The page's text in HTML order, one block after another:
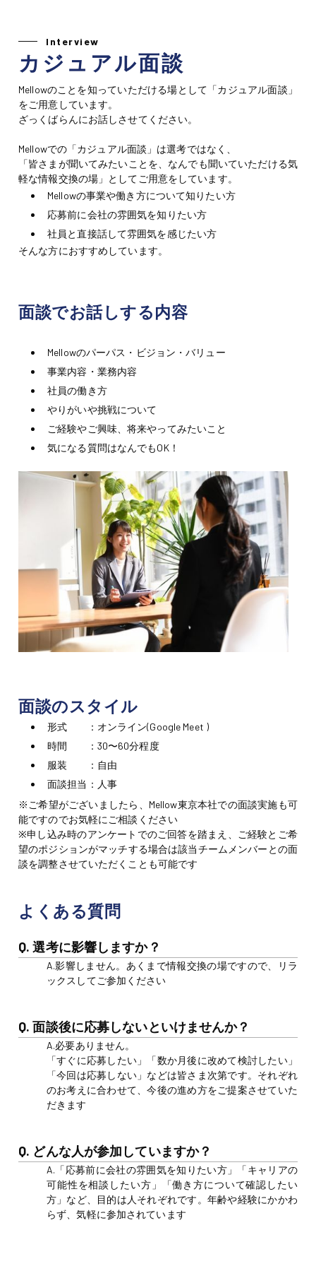
Interview
カジュアル面談
Mellowのことを知っていただける場として「カジュアル面談」
をご用意しています。
ざっくばらんにお話しさせてください。
Mellowでの「カジュアル面談」は選考ではなく、
「皆さまが聞いてみたいことを、なんでも聞いていただける気
軽な情報交換の場」 としてご用意をしています。
Mellowの事業や働き方について知りたい方
応募前に会社の雰囲気を知りたい方
社員と直接話して雰囲気を感じたい方
そんな方におすすめしています。
面談でお話しする内容
Mellowのパーパス・ビジョン・バリュー
事業内容・業務内容
社員の働き方
やりがいや挑戦について
ご経験やご興味、将来やってみたいこと
気になる質問はなんでもOK！
面談のスタイル
形式 ：オンライン(Google Meet )
時間
：30〜60分程度
服装
：自由
面談担当：人事
※ご希望がございましたら、Mellow東京本社での面談実施も可
能ですのでお気軽にご相談ください
※申し込み時のアンケートでのご回答を踏まえ、ご経験とご希
望のポジションがマッチする場合は該当チームメンバーとの面
談を調整させていただくことも可能です
よくある質問
Q. 選考に影響しますか？
A.影響しません。あくまで情報交換の場ですので、リラ
ックスしてご参加ください
Q. 面談後に応募しないといけませんか？
A.必要ありません。
「すぐに応募したい」「数か月後に改めて検討したい」
「今回は応募しない」などは皆さま次第です。それぞれ
のお考えに合わせて、今後の進め方をご提案させていた
だきます
Q. どんな人が参加していますか？
A.「応募前に会社の雰囲気を知りたい方」「キャリアの
可能性を相談したい方」「働き方について確認したい
方」など、目的は人それぞれです。年齢や経験にかかわ
らず、気軽に参加されています